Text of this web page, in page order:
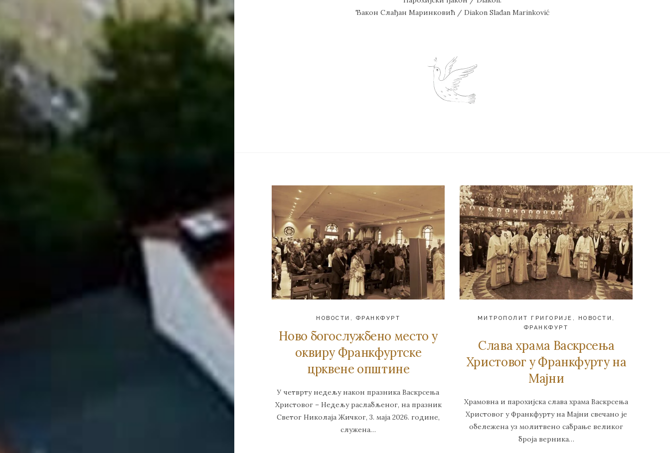
Ђакон Слађан Маринковић / Diakon Slađan Marinković
НОВОСТИ , ФРАНКФУРТ
Ново богослужбено место у
оквиру Франкфуртске
црквене општине
У четврту недељу након празника Васкрсења
Христовог – Недељу раслабљеног, на празник
Светог Николаја Жичког, 3. маја 2026. године,
служена…
МИТРОПОЛИТ ГРИГОРИЈЕ , НОВОСТИ ,
ФРАНКФУРТ
Слава храма Васкрсења
Христовог у Франкфурту на
Мајни
Храмовна и парохијска слава храма Васкрсења
Христовог у Франкфурту на Мајни свечано је
обележена уз молитвено сабрање великог
броја верника…